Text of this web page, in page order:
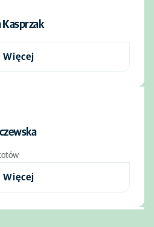
Kasprzak
Więcej
Więcej